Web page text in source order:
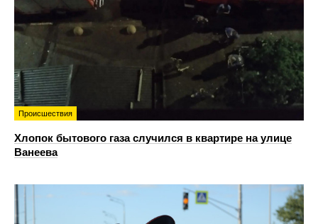
Происшествия
Хлопок бытового газа случился в квартире на улице
Ванеева